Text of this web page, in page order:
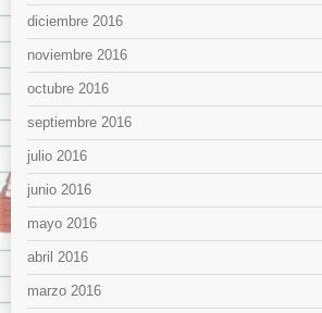
diciembre 2016
noviembre 2016
octubre 2016
septiembre 2016
julio 2016
junio 2016
mayo 2016
abril 2016
marzo 2016